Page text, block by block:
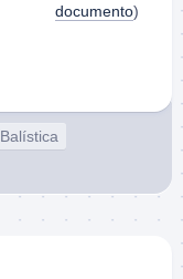
documento)
Balística